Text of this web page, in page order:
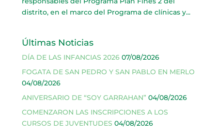
distrito, en el marco del Programa de clínicas y...
Últimas Noticias
DÍA DE LAS INFANCIAS 2026 07/08/2026
FOGATA DE SAN PEDRO Y SAN PABLO EN MERLO
04/08/2026
ANIVERSARIO DE “SOY GARRAHAN” 04/08/2026
COMENZARON LAS INSCRIPCIONES A LOS
CURSOS DE JUVENTUDES 04/08/2026